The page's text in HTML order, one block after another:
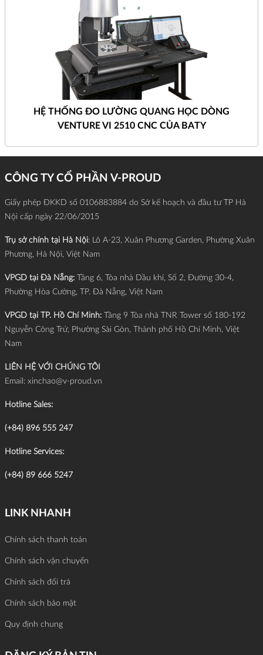
HỆ THỐNG ĐO LƯỜNG QUANG HỌC DÒNG
VENTURE VI 2510 CNC CỦA BATY
CÔNG TY CỔ PHẦN V-PROUD
Giấy phép ĐKKD số 0106883884 do Sở kế hoạch và đầu tư TP Hà
Nội cấp ngày 22/06/2015
Trụ sở chính tại Hà Nội: Lô A-23, Xuân Phương Garden, Phường Xuân
Phương, Hà Nội, Việt Nam
VPGD tại Đà Nẵng: Tầng 6, Tòa nhà Dầu khí, Số 2, Đường 30-4,
Phường Hòa Cường, TP. Đà Nẵng, Việt Nam
VPGD tại TP. Hồ Chí Minh: Tầng 9 Tòa nhà TNR Tower số 180-192
Nguyễn Công Trứ, Phường Sài Gòn, Thành phố Hồ Chí Minh, Việt
Nam
LIÊN HỆ VỚI CHÚNG TÔI
Email: xinchao@v-proud.vn
Hotline Sales:
(+84) 896 555 247
Hotline Services:
(+84) 89 666 5247
LINK NHANH
Chính sách thanh toán
Chính sách vận chuyển
Chính sách đổi trả
Chính sách bảo mật
Quy định chung